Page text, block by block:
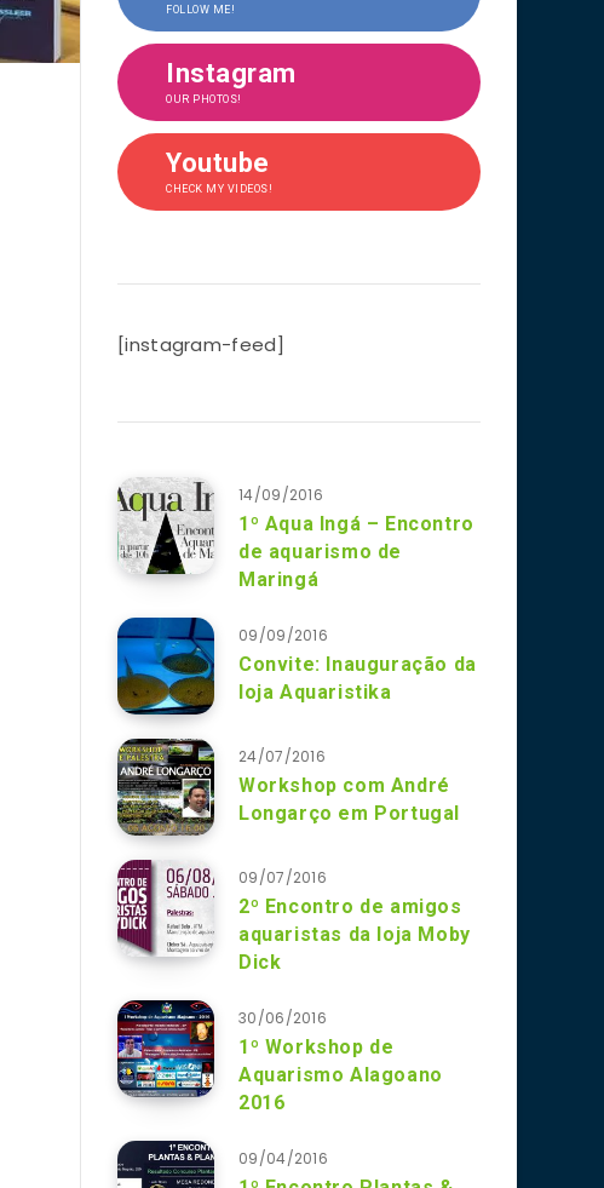
FOLLOW ME!
Instagram
OUR PHOTOS!
Youtube
CHECK MY VIDEOS!
[instagram-feed]
14/09/2016
1º Aqua Ingá – Encontro
de aquarismo de
Maringá
09/09/2016
Convite: Inauguração da
loja Aquaristika
24/07/2016
Workshop com André
Longarço em Portugal
09/07/2016
2º Encontro de amigos
aquaristas da loja Moby
Dick
30/06/2016
1º Workshop de
Aquarismo Alagoano
2016
09/04/2016